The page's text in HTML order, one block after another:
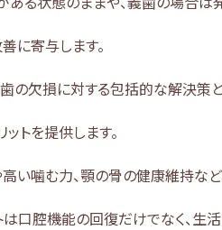
に寄与します。
歯の欠損に対する包括的な解決策と
トを提供します。
い噛む力、顎の骨の健康維持など
は口腔機能の回復だけでなく、生